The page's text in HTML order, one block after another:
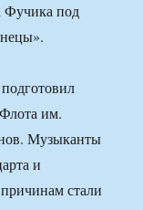
Фучика под
им.
Музыканты
и
стали